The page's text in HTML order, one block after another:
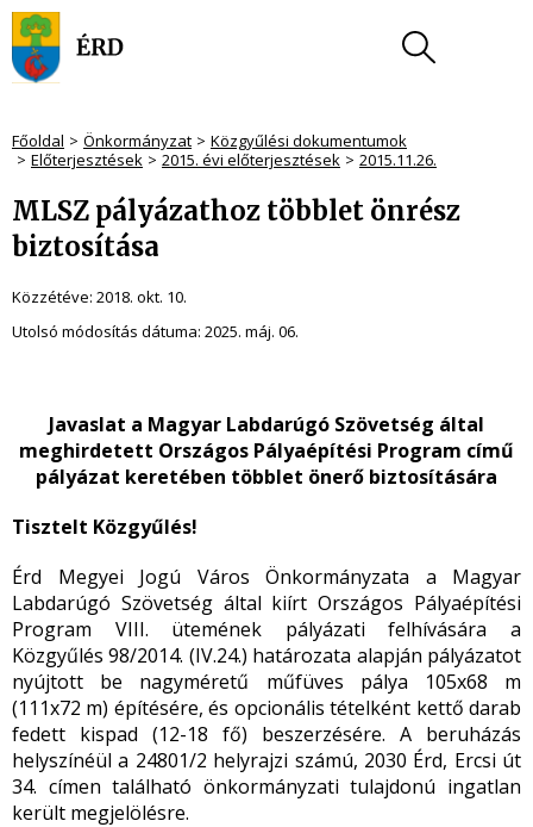
Főoldal Önkormányzat
Közgyűlési dokumentumok
Előterjesztések
2015. évi előterjesztések 2015.11.26.
MLSZ pályázathoz többlet önrész
biztosítása
Közzétéve: 2018. okt. 10.
Utolsó módosítás dátuma: 2025. máj. 06.
Javaslat a Magyar Labdarúgó Szövetség által
meghirdetett Országos Pályaépítési Program című
pályázat keretében többlet önerő biztosítására
Tisztelt Közgyűlés!
Érd Megyei Jogú Város Önkormányzata a Magyar
Labdarúgó Szövetség által kiírt Országos Pályaépítési
Program VIII. ütemének pályázati felhívására a
Közgyűlés 98/2014. (IV.24.) határozata alapján pályázatot
nyújtott be nagyméretű műfüves pálya 105x68 m
(111x72 m) építésére, és opcionális tételként kettő darab
fedett kispad (12-18 fő) beszerzésére. A beruházás
helyszínéül a 24801/2 helyrajzi számú, 2030 Érd, Ercsi út
34. címen található önkormányzati tulajdonú ingatlan
került megjelölésre.